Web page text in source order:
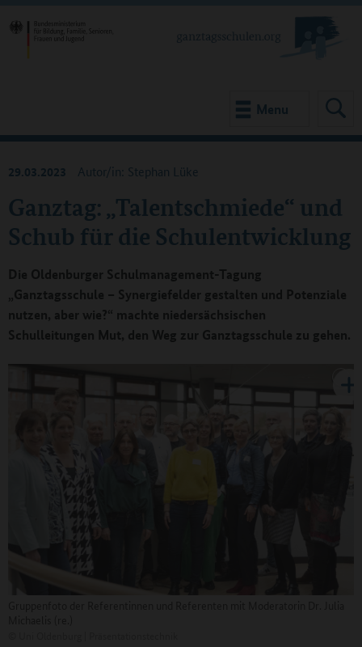
Menu
Ganztag: „Talentschmiede“ und
Schub für die Schulentwicklung
29.03.2023 Autor/in: Stephan Lüke
Die Oldenburger Schulmanagement-Tagung
„Ganztagsschule – Synergiefelder gestalten und Potenziale
nutzen, aber wie?“ machte niedersächsischen
Schulleitungen Mut, den Weg zur Ganztagsschule zu gehen.